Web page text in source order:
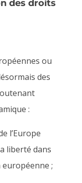
des droits
ou
des
:
l’Europe
liberté dans
européenne ;